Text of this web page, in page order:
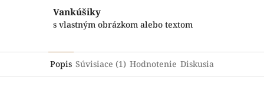
Vankúšiky
s vlastným obrázkom alebo textom
Popis Súvisiace (1) Hodnotenie Diskusia